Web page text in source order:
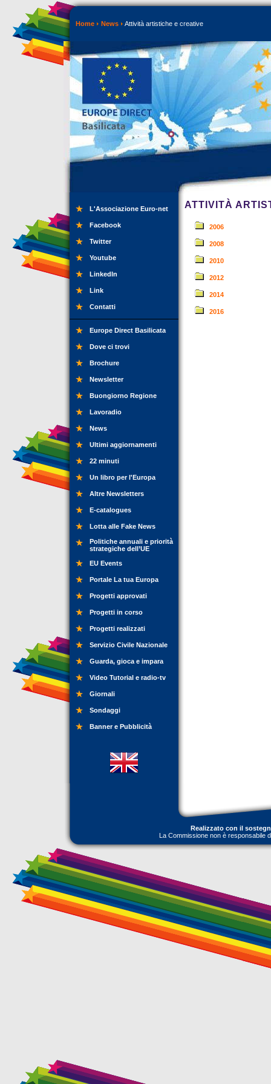
Home News Attività artistiche e creative
L'Associazione Euro-net
Facebook
Twitter
Youtube
LinkedIn
Link
Contatti
Europe Direct Basilicata
Dove ci trovi
Brochure
Newsletter
Buongiorno Regione
Lavoradio
News
Ultimi aggiornamenti
22 minuti
Un libro per l'Europa
Altre Newsletters
E-catalogues
Lotta alle Fake News
Politiche annuali e priorità
strategiche dell’UE
EU Events
Portale La tua Europa
Progetti approvati
Progetti in corso
Progetti realizzati
Servizio Civile Nazionale
Guarda, gioca e impara
Video Tutorial e radio-tv
Giornali
Sondaggi
Banner e Pubblicità
ATTIVITÀ
2006
2008
2010
2012
2014
2016
Realizzato con il
La Commissione non è responsabile